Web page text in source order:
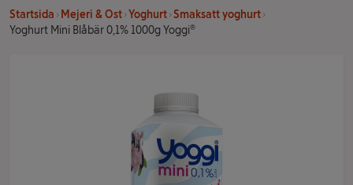
Startsida Mejeri & Ost Yoghurt Smaksatt yoghurt
Yoghurt Mini Blåbär 0,1% 1000g Yoggi®